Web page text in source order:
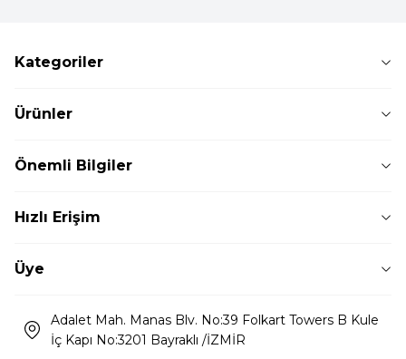
Kategoriler
Ürünler
Önemli Bilgiler
Hızlı Erişim
Üye
Adalet Mah. Manas Blv. No:39 Folkart Towers B Kule
İç Kapı No:3201 Bayraklı /İZMİR